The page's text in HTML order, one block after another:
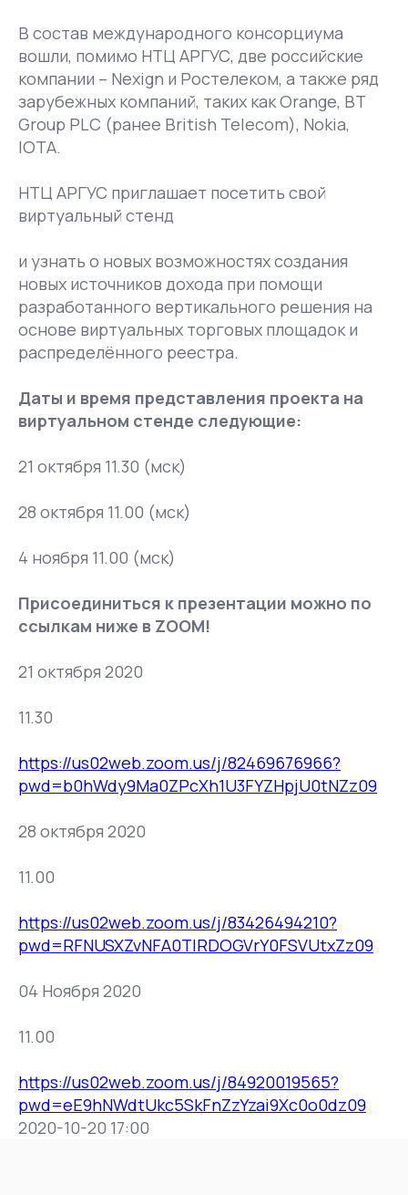
В состав международного консорциума
вошли, помимо НТЦ АРГУС, две российские
компании – Nexign и Ростелеком, а также ряд
зарубежных компаний, таких как Orange, BT
Group PLC (ранее British Telecom), Nokia,
IOTA.
НТЦ АРГУС приглашает посетить свой
виртуальный стенд
и узнать о новых возможностях создания
новых источников дохода при помощи
разработанного вертикального решения на
основе виртуальных торговых площадок и
распределённого реестра.
Даты и время представления проекта на
виртуальном стенде следующие:
21 октября 11.30 (мск)
28 октября 11.00 (мск)
4 ноября 11.00 (мск)
Присоединиться к презентации можно по
ссылкам ниже в ZOOM!
21 октября 2020
11.30
https://us02web.zoom.us/j/82469676966?
pwd=b0hWdy9Ma0ZPcXh1U3FYZHpjU0tNZz09
28 октября 2020
11.00
https://us02web.zoom.us/j/83426494210?
pwd=RFNUSXZvNFA0TlRDOGVrY0FSVUtxZz09
04 Ноября 2020
11.00
https://us02web.zoom.us/j/84920019565?
pwd=eE9hNWdtUkc5SkFnZzYzai9Xc0o0dz09
2020-10-20 17:00